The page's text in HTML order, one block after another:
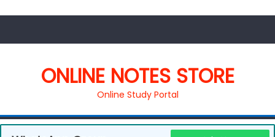
ONLINE NOTES STORE
Online Study Portal